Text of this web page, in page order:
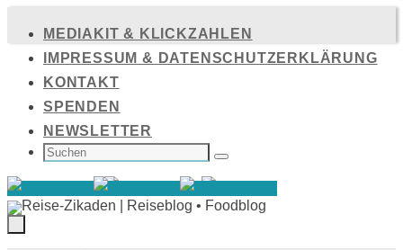
Inhalt
springen
MEDIAKIT & KLICKZAHLEN
IMPRESSUM & DATENSCHUTZERKLÄRUNG
KONTAKT
SPENDEN
NEWSLETTER
SUCHEN
NACH: Suchen